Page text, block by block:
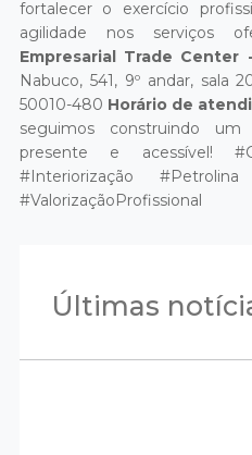
fortalecer o exercício
agilidade nos serviços
Empresarial Trade Center
Nabuco, 541, 9º andar, sala
50010-480 Horário de
seguimos construindo
presente e acessível!
#Interiorização #Petrolina
#ValorizaçãoProfissional
Últimas